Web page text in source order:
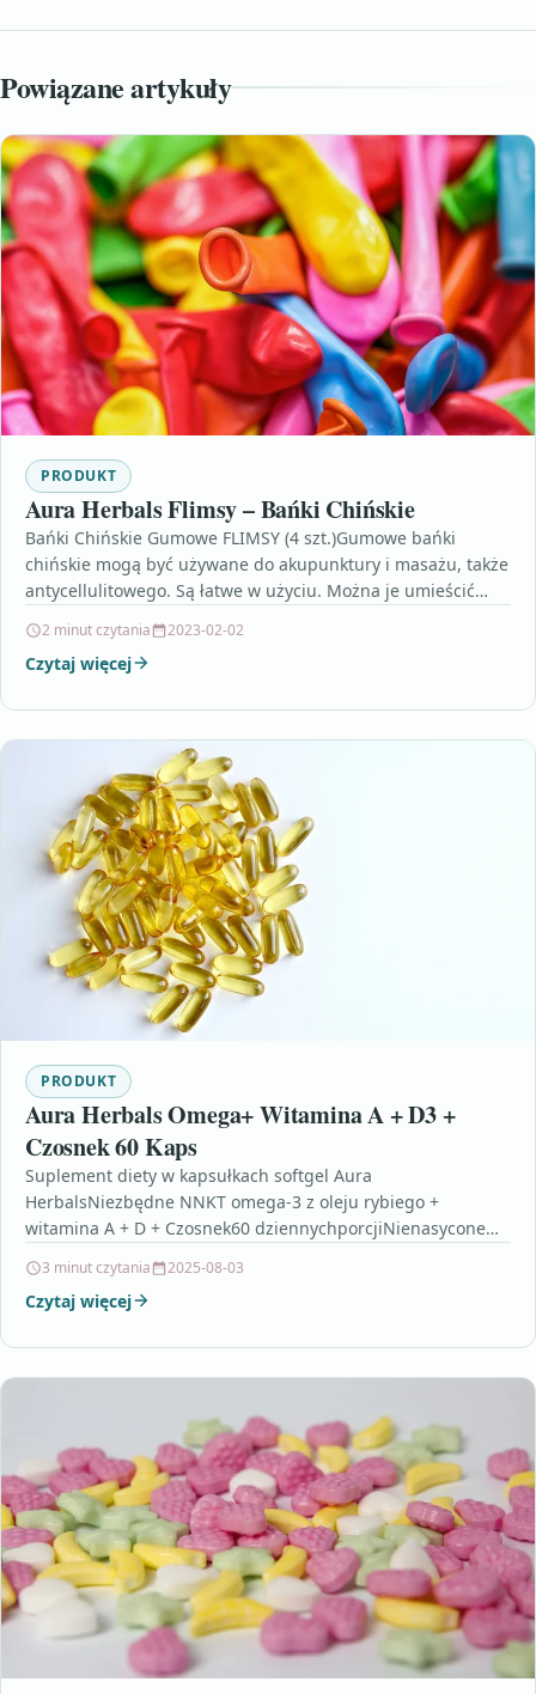
Powiązane artykuły
PRODUKT
Aura Herbals Flimsy – Bańki Chińskie
Bańki Chińskie Gumowe FLIMSY (4 szt.)Gumowe bańki
chińskie mogą być używane do akupunktury i masażu, także
antycellulitowego. Są łatwe w użyciu. Można je umieścić…
2 minut czytania 2023-02-02
Czytaj więcej
PRODUKT
Aura Herbals Omega+ Witamina A + D3 +
Czosnek 60 Kaps
Suplement diety w kapsułkach softgel Aura
HerbalsNiezbędne NNKT omega-3 z oleju rybiego +
witamina A + D + Czosnek60 dziennychporcjiNienasycone
3 minut czytania 2025-08-03
Czytaj więcej